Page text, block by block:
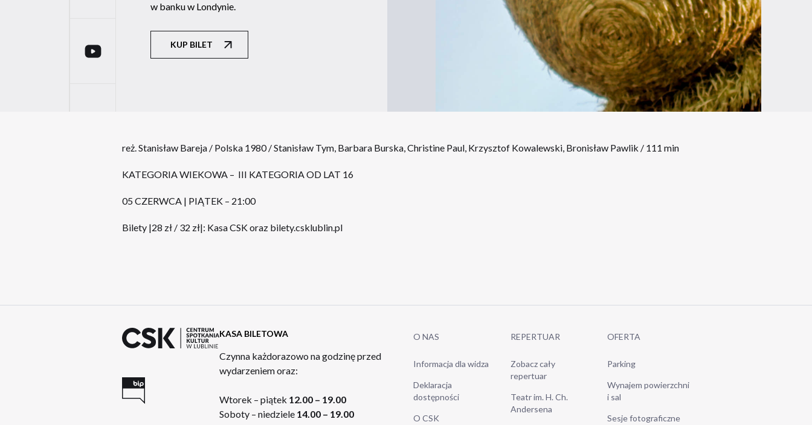
w banku w Londynie.
KUP BILET
reż. Stanisław Bareja / Polska 1980 / Stanisław Tym, Barbara Burska, Christine Paul, Krzysztof Kowalewski, Bronisław Pawlik / 111 min
KATEGORIA WIEKOWA – III KATEGORIA OD LAT 16
05 CZERWCA | PIĄTEK – 21:00
Bilety |28 zł / 32 zł|: Kasa CSK oraz bilety.csklublin.pl
KASA BILETOWA
Czynna każdorazowo na godzinę przed
wydarzeniem oraz:
Wtorek – piątek 12.00 – 19.00
Soboty – niedziele 14.00 – 19.00
O NAS
Informacja dla widza
Deklaracja
dostępności
O CSK
REPERTUAR
Zobacz cały
repertuar
Teatr im. H. Ch.
Andersena
OFERTA
Parking
Wynajem powierzchni
i sal
Sesje fotograficzne